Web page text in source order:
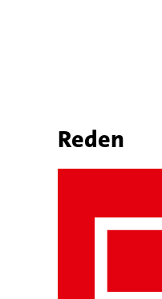
Reden